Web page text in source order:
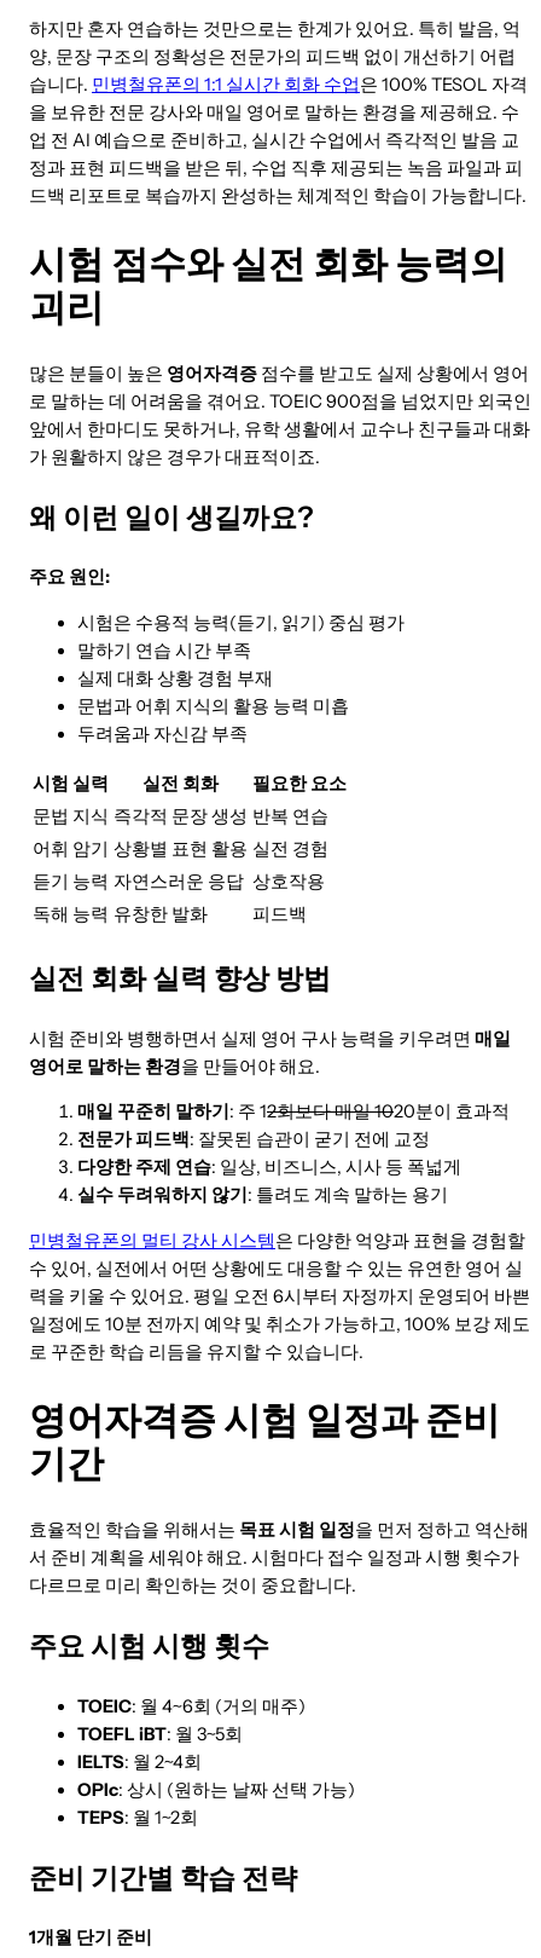
하지만 혼자 연습하는 것만으로는 한계가 있어요. 특히 발음, 억
양, 문장 구조의 정확성은 전문가의 피드백 없이 개선하기 어렵
습니다. 민병철유폰의 1:1 실시간 회화 수업은 100% TESOL 자격
을 보유한 전문 강사와 매일 영어로 말하는 환경을 제공해요. 수
업 전 AI 예습으로 준비하고, 실시간 수업에서 즉각적인 발음 교
정과 표현 피드백을 받은 뒤, 수업 직후 제공되는 녹음 파일과 피
드백 리포트로 복습까지 완성하는 체계적인 학습이 가능합니다.
시험 점수와 실전 회화 능력의
괴리
많은 분들이 높은 영어자격증 점수를 받고도 실제 상황에서 영어
로 말하는 데 어려움을 겪어요. TOEIC 900점을 넘었지만 외국인
앞에서 한마디도 못하거나, 유학 생활에서 교수나 친구들과 대화
가 원활하지 않은 경우가 대표적이죠.
왜 이런 일이 생길까요?
주요 원인:
시험은 수용적 능력(듣기, 읽기) 중심 평가
말하기 연습 시간 부족
실제 대화 상황 경험 부재
문법과 어휘 지식의 활용 능력 미흡
두려움과 자신감 부족
시험 실력 실전 회화
필요한 요소
문법 지식 즉각적 문장 생성 반복 연습
어휘 암기 상황별 표현 활용 실전 경험
듣기 능력 자연스러운 응답 상호작용
독해 능력 유창한 발화 피드백
실전 회화 실력 향상 방법
시험 준비와 병행하면서 실제 영어 구사 능력을 키우려면 매일
영어로 말하는 환경을 만들어야 해요.
매일 꾸준히 말하기: 주 12회보다 매일 1020분이 효과적
전문가 피드백: 잘못된 습관이 굳기 전에 교정
다양한 주제 연습: 일상, 비즈니스, 시사 등 폭넓게
실수 두려워하지 않기: 틀려도 계속 말하는 용기
민병철유폰의 멀티 강사 시스템은 다양한 억양과 표현을 경험할
수 있어, 실전에서 어떤 상황에도 대응할 수 있는 유연한 영어 실
력을 키울 수 있어요. 평일 오전 6시부터 자정까지 운영되어 바쁜
일정에도 10분 전까지 예약 및 취소가 가능하고, 100% 보강 제도
로 꾸준한 학습 리듬을 유지할 수 있습니다.
영어자격증 시험 일정과 준비
기간
효율적인 학습을 위해서는 목표 시험 일정을 먼저 정하고 역산해
서 준비 계획을 세워야 해요. 시험마다 접수 일정과 시행 횟수가
다르므로 미리 확인하는 것이 중요합니다.
주요 시험 시행 횟수
TOEIC: 월 4~6회 (거의 매주)
TOEFL iBT: 월 3~5회
IELTS: 월 2~4회
OPIc: 상시 (원하는 날짜 선택 가능)
TEPS: 월 1~2회
준비 기간별 학습 전략
1개월 단기 준비